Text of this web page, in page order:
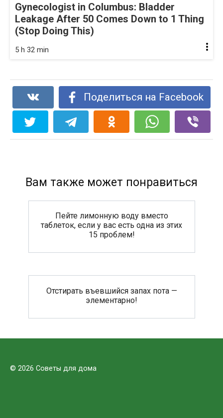
Gynecologist in Columbus: Bladder
Leakage After 50 Comes Down to 1 Thing
(Stop Doing This)
5 h 32 min
Поделиться на Facebook
Вам также может понравиться
Пейте лимонную воду вместо
таблеток, если у вас есть одна из этих
15 проблем!
Отстирать въевшийся запах пота —
элементарно!
© 2026 Советы для дома